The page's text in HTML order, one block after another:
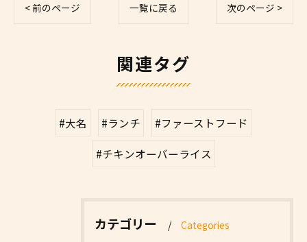
< 前のページ 一覧に戻る 次のページ >
関連タグ
#大名 #ランチ #ファーストフード
#チキンオーバーライス
カテゴリー Categories